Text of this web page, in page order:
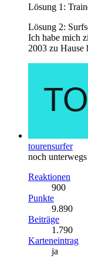
Lösung 1:
Lösung 2:
Ich habe mich
2003 zu Hause
tourensurfer
noch
Reaktionen
900
Punkte
9.890
Beiträge
1.790
Karteneintrag
ja